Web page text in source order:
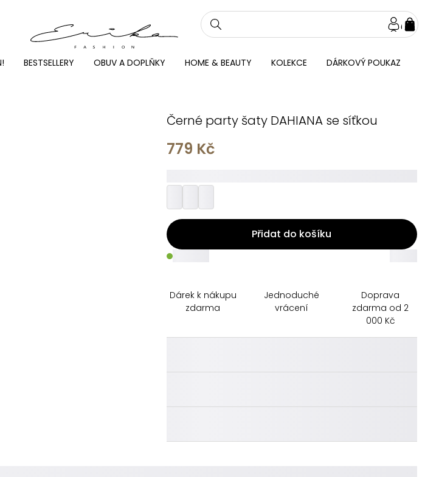
BESTSELLERY OBUV A DOPLŇKY HOME & BEAUTY KOLEKCE DÁRKOVÝ POUKAZ
Černé party šaty DAHIANA se síťkou
779 Kč
Přidat do košíku
_____
Dárek k nákupu
zdarma
Jednoduché
vrácení
Doprava
zdarma od 2
000 Kč